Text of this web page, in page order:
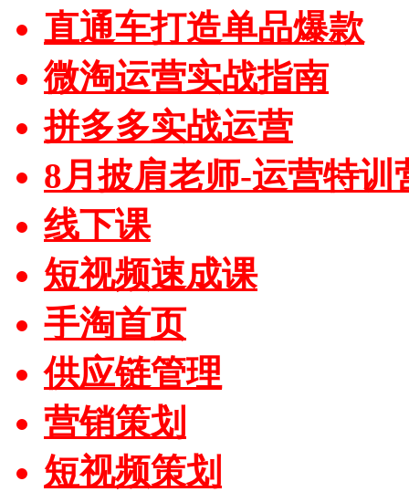
直通车打造单品爆款
微淘运营实战指南
拼多多实战运营
8月披肩老师-运营特训
线下课
短视频速成课
手淘首页
供应链管理
营销策划
短视频策划